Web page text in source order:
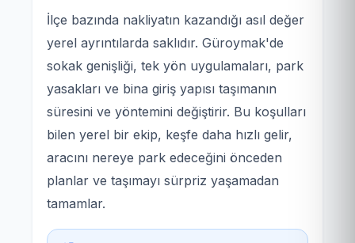
İlçe bazında nakliyatın kazandığı asıl değer
yerel ayrıntılarda saklıdır. Güroymak'de
sokak genişliği, tek yön uygulamaları, park
yasakları ve bina giriş yapısı taşımanın
süresini ve yöntemini değiştirir. Bu koşulları
bilen yerel bir ekip, keşfe daha hızlı gelir,
aracını nereye park edeceğini önceden
planlar ve taşımayı sürpriz yaşamadan
tamamlar.